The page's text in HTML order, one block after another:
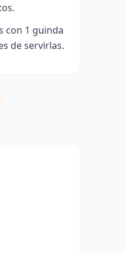
con 1 guinda
de servirlas.